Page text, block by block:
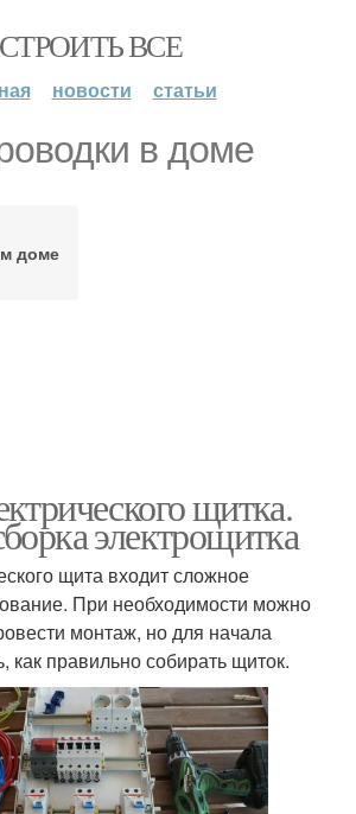
СТРОИТЬ ВСЕ
новости статьи
в доме
доме
щитка.
электрощитка
щита входит сложное
При необходимости можно
монтаж, но для начала
как правильно собирать щиток.